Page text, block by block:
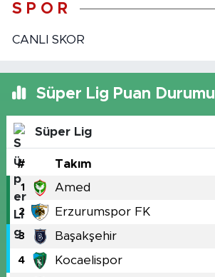
S P O R
CANLI SKOR
Süper Lig Puan Durumu
Süper Lig
# Takım
1 Amed
2 Erzurumspor FK
3 Başakşehir
4 Kocaelispor